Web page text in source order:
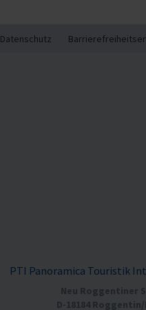
Datenschutz
PTI Panoramica Touristik
Neu Roggentiner
D-18184